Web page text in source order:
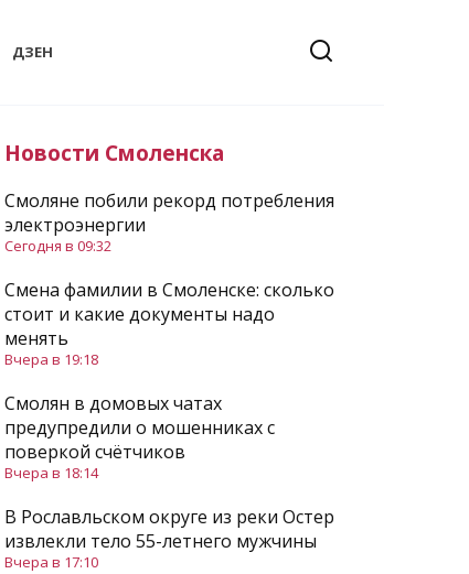
ДЗЕН
Новости Смоленска
Смоляне побили рекорд потребления
электроэнергии
Сегодня в 09:32
Смена фамилии в Смоленске: сколько
стоит и какие документы надо
менять
Вчера в 19:18
Смолян в домовых чатах
предупредили о мошенниках с
поверкой счётчиков
Вчера в 18:14
В Рославльском округе из реки Остер
извлекли тело 55-летнего мужчины
Вчера в 17:10